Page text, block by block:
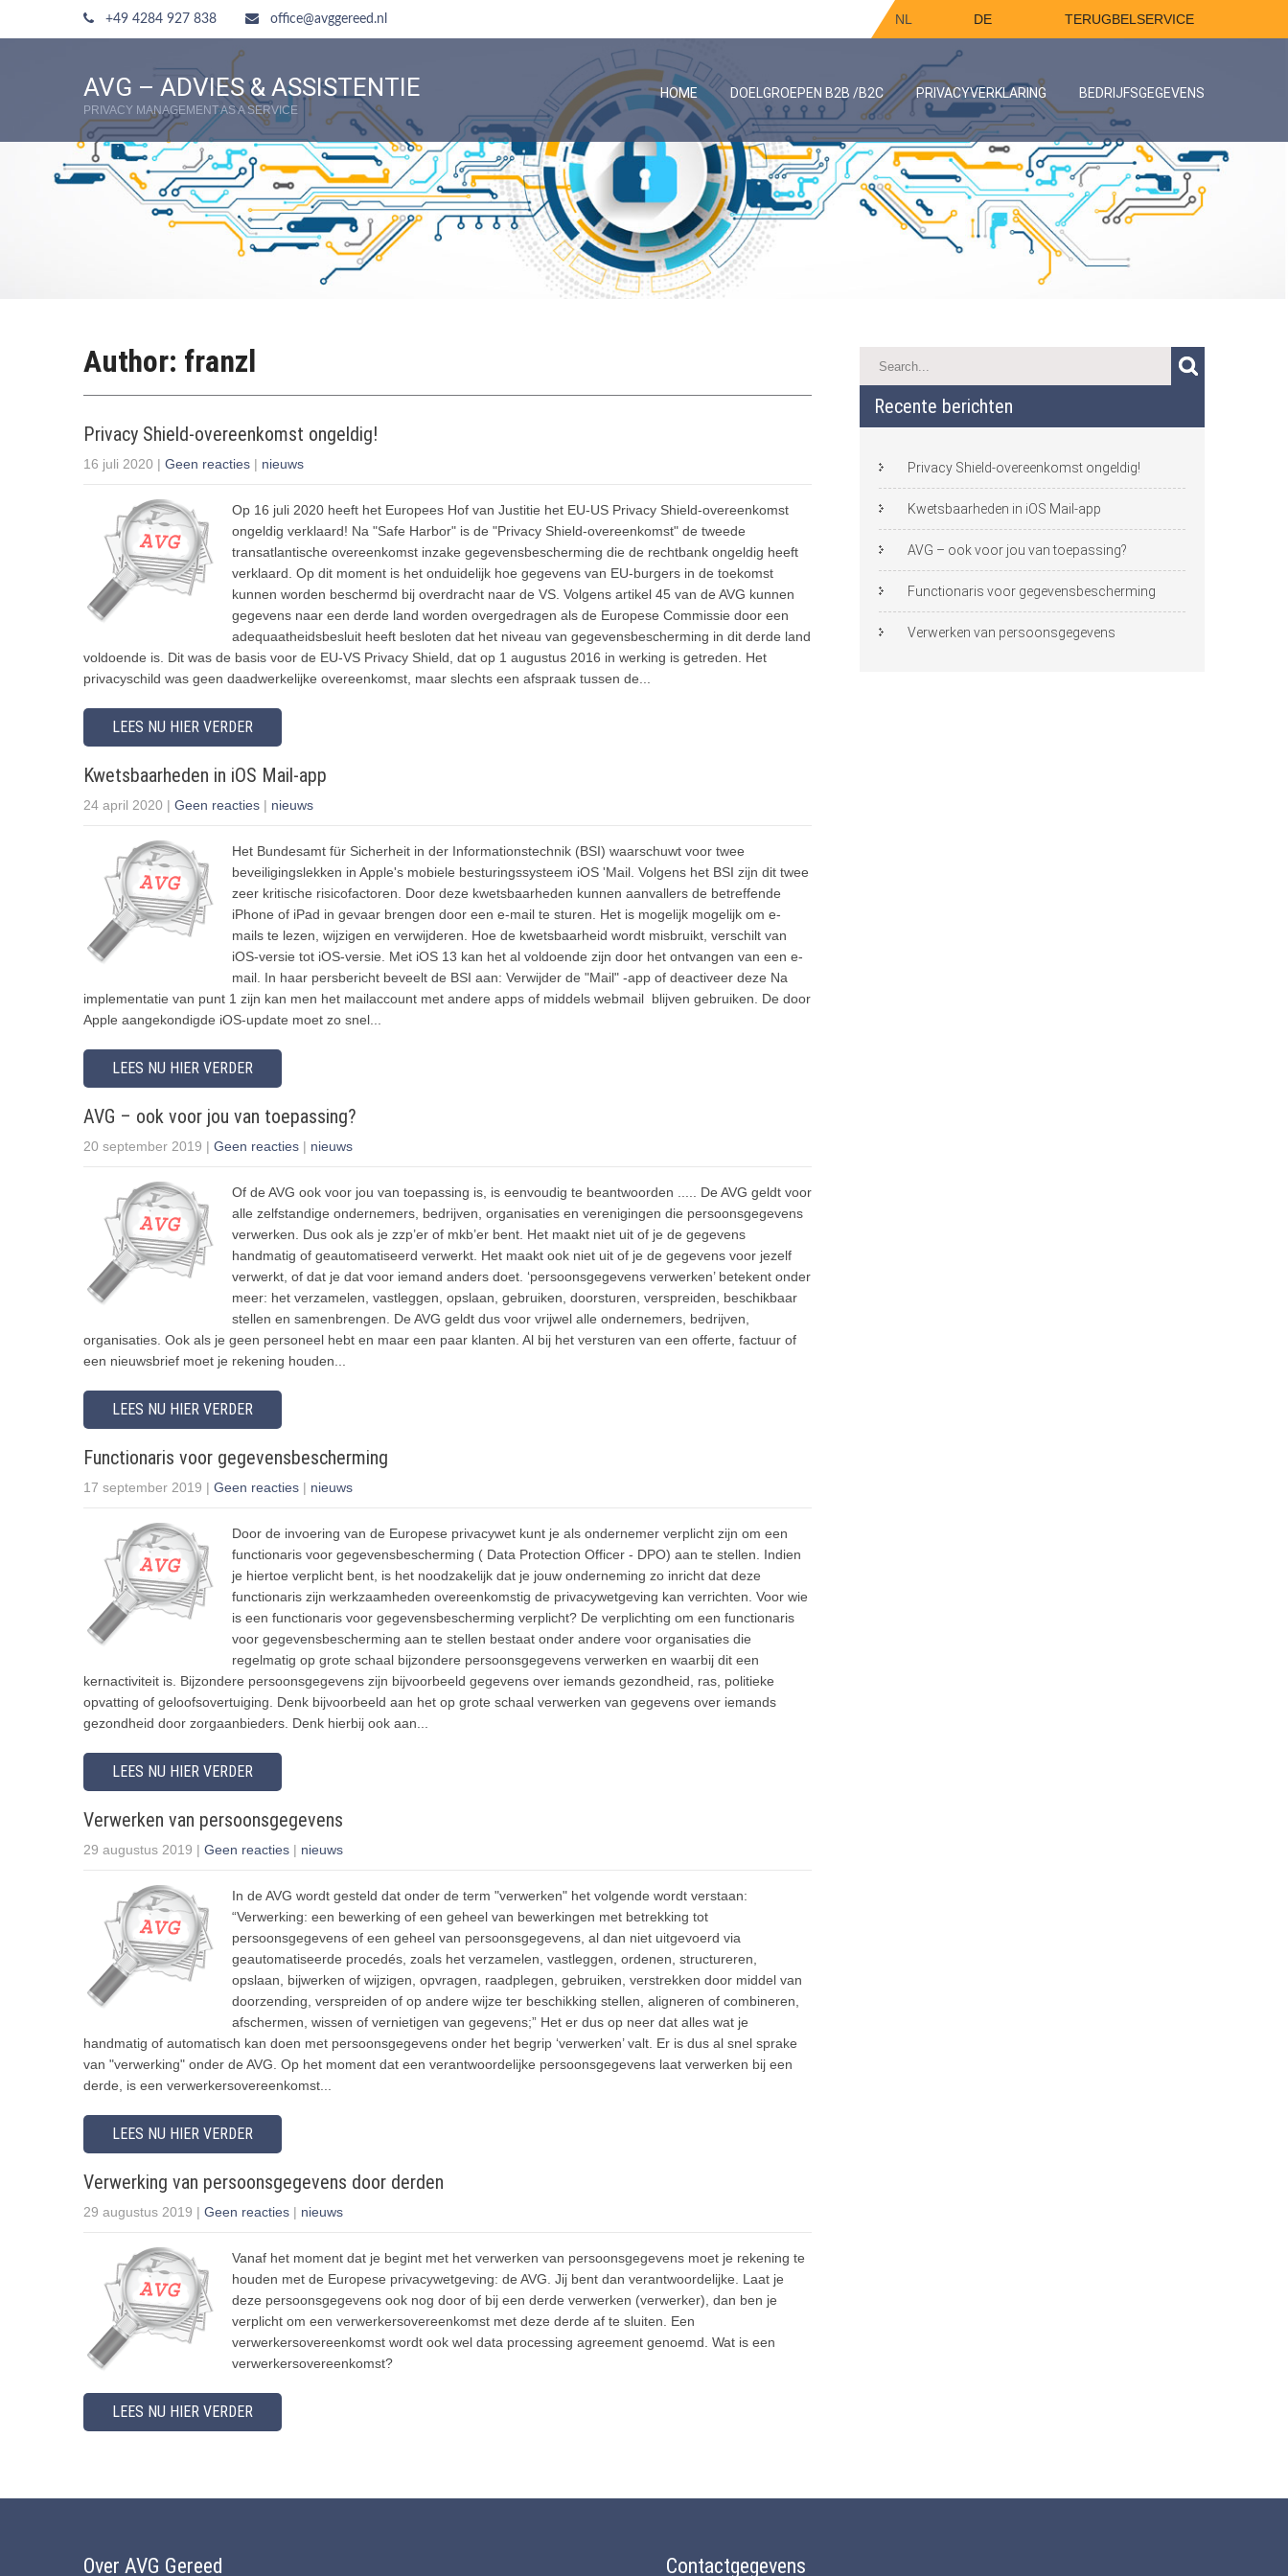
+49 4284 927 838 office@avggereed.nl NL DE TERUGBELSERVICE
AVG – ADVIES & ASSISTENTIE
PRIVACY MANAGEMENT AS A SERVICE
HOME DOELGROEPEN B2B /B2C PRIVACYVERKLARING BEDRIJFSGEGEVENS
Author: franzl
Privacy Shield-overeenkomst ongeldig!
16 juli 2020 | Geen reacties | nieuws
Op 16 juli 2020 heeft het Europees Hof van Justitie het EU-US Privacy Shield-overeenkomst
ongeldig verklaard! Na "Safe Harbor" is de "Privacy Shield-overeenkomst" de tweede
transatlantische overeenkomst inzake gegevensbescherming die de rechtbank ongeldig heeft
verklaard. Op dit moment is het onduidelijk hoe gegevens van EU-burgers in de toekomst
kunnen worden beschermd bij overdracht naar de VS. Volgens artikel 45 van de AVG kunnen
gegevens naar een derde land worden overgedragen als de Europese Commissie door een
adequaatheidsbesluit heeft besloten dat het niveau van gegevensbescherming in dit derde land
voldoende is. Dit was de basis voor de EU-VS Privacy Shield, dat op 1 augustus 2016 in werking is getreden. Het
privacyschild was geen daadwerkelijke overeenkomst, maar slechts een afspraak tussen de...
LEES NU HIER VERDER
Kwetsbaarheden in iOS Mail-app
24 april 2020 | Geen reacties | nieuws
Het Bundesamt für Sicherheit in der Informationstechnik (BSI) waarschuwt voor twee
beveiligingslekken in Apple's mobiele besturingssysteem iOS 'Mail. Volgens het BSI zijn dit twee
zeer kritische risicofactoren. Door deze kwetsbaarheden kunnen aanvallers de betreffende
iPhone of iPad in gevaar brengen door een e-mail te sturen. Het is mogelijk mogelijk om e-
mails te lezen, wijzigen en verwijderen. Hoe de kwetsbaarheid wordt misbruikt, verschilt van
iOS-versie tot iOS-versie. Met iOS 13 kan het al voldoende zijn door het ontvangen van een e-
mail. In haar persbericht beveelt de BSI aan: Verwijder de "Mail" -app of deactiveer deze Na
implementatie van punt 1 zijn kan men het mailaccount met andere apps of middels webmail blijven gebruiken. De door
Apple aangekondigde iOS-update moet zo snel...
LEES NU HIER VERDER
AVG – ook voor jou van toepassing?
20 september 2019 | Geen reacties | nieuws
Of de AVG ook voor jou van toepassing is, is eenvoudig te beantwoorden ..... De AVG geldt voor
alle zelfstandige ondernemers, bedrijven, organisaties en verenigingen die persoonsgegevens
verwerken. Dus ook als je zzp’er of mkb’er bent. Het maakt niet uit of je de gegevens
handmatig of geautomatiseerd verwerkt. Het maakt ook niet uit of je de gegevens voor jezelf
verwerkt, of dat je dat voor iemand anders doet. ‘persoonsgegevens verwerken’ betekent onder
meer: het verzamelen, vastleggen, opslaan, gebruiken, doorsturen, verspreiden, beschikbaar
stellen en samenbrengen. De AVG geldt dus voor vrijwel alle ondernemers, bedrijven,
organisaties. Ook als je geen personeel hebt en maar een paar klanten. Al bij het versturen van een offerte, factuur of
een nieuwsbrief moet je rekening houden...
LEES NU HIER VERDER
Functionaris voor gegevensbescherming
17 september 2019 | Geen reacties | nieuws
Door de invoering van de Europese privacywet kunt je als ondernemer verplicht zijn om een
functionaris voor gegevensbescherming ( Data Protection Officer - DPO) aan te stellen. Indien
je hiertoe verplicht bent, is het noodzakelijk dat je jouw onderneming zo inricht dat deze
functionaris zijn werkzaamheden overeenkomstig de privacywetgeving kan verrichten. Voor wie
is een functionaris voor gegevensbescherming verplicht? De verplichting om een functionaris
voor gegevensbescherming aan te stellen bestaat onder andere voor organisaties die
regelmatig op grote schaal bijzondere persoonsgegevens verwerken en waarbij dit een
kernactiviteit is. Bijzondere persoonsgegevens zijn bijvoorbeeld gegevens over iemands gezondheid, ras, politieke
opvatting of geloofsovertuiging. Denk bijvoorbeeld aan het op grote schaal verwerken van gegevens over iemands
gezondheid door zorgaanbieders. Denk hierbij ook aan...
LEES NU HIER VERDER
Verwerken van persoonsgegevens
29 augustus 2019 | Geen reacties | nieuws
In de AVG wordt gesteld dat onder de term "verwerken" het volgende wordt verstaan:
“Verwerking: een bewerking of een geheel van bewerkingen met betrekking tot
persoonsgegevens of een geheel van persoonsgegevens, al dan niet uitgevoerd via
geautomatiseerde procedés, zoals het verzamelen, vastleggen, ordenen, structureren,
opslaan, bijwerken of wijzigen, opvragen, raadplegen, gebruiken, verstrekken door middel van
doorzending, verspreiden of op andere wijze ter beschikking stellen, aligneren of combineren,
afschermen, wissen of vernietigen van gegevens;” Het er dus op neer dat alles wat je
handmatig of automatisch kan doen met persoonsgegevens onder het begrip ‘verwerken’ valt. Er is dus al snel sprake
van "verwerking" onder de AVG. Op het moment dat een verantwoordelijke persoonsgegevens laat verwerken bij een
derde, is een verwerkersovereenkomst...
LEES NU HIER VERDER
Verwerking van persoonsgegevens door derden
29 augustus 2019 | Geen reacties | nieuws
Vanaf het moment dat je begint met het verwerken van persoonsgegevens moet je rekening te
houden met de Europese privacywetgeving: de AVG. Jij bent dan verantwoordelijke. Laat je
deze persoonsgegevens ook nog door of bij een derde verwerken (verwerker), dan ben je
verplicht om een verwerkersovereenkomst met deze derde af te sluiten. Een
verwerkersovereenkomst wordt ook wel data processing agreement genoemd. Wat is een
verwerkersovereenkomst?
LEES NU HIER VERDER
Recente berichten
Privacy Shield-overeenkomst ongeldig!
Kwetsbaarheden in iOS Mail-app
AVG – ook voor jou van toepassing?
Functionaris voor gegevensbescherming
Verwerken van persoonsgegevens
Over AVG Gereed Contactgegevens